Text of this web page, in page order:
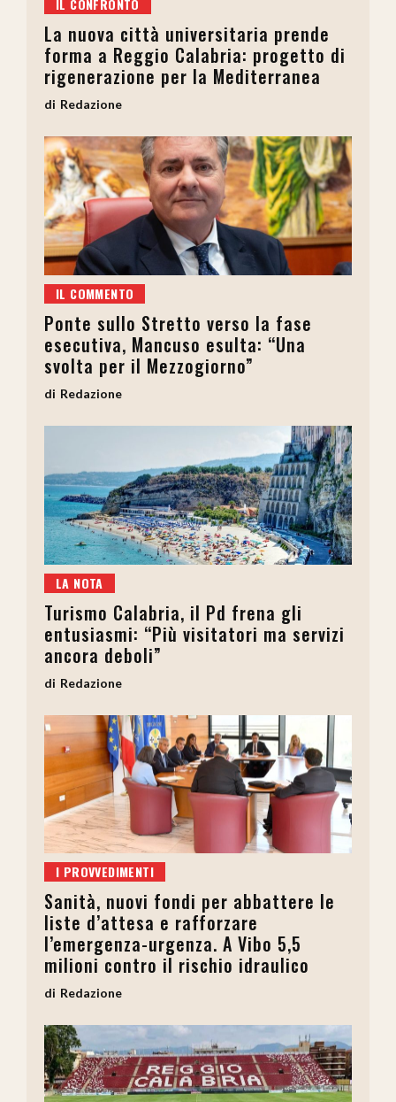
IL CONFRONTO
La nuova città universitaria prende
forma a Reggio Calabria: progetto di
rigenerazione per la Mediterranea
Redazione
IL COMMENTO
Ponte sullo Stretto verso la fase
esecutiva, Mancuso esulta: “Una
svolta per il Mezzogiorno”
Redazione
LA NOTA
Turismo Calabria, il Pd frena gli
entusiasmi: “Più visitatori ma servizi
ancora deboli”
Redazione
I PROVVEDIMENTI
Sanità, nuovi fondi per abbattere le
liste d’attesa e rafforzare
l’emergenza-urgenza. A Vibo 5,5
milioni contro il rischio idraulico
Redazione